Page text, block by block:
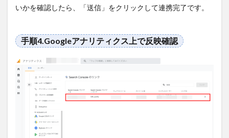
いかを確認したら、「送信」をクリックして連携完了です。
手順4.Googleアナリティクス上で反映確認